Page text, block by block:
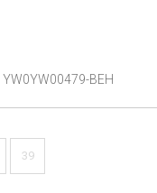
YW0YW00479-BEH
39